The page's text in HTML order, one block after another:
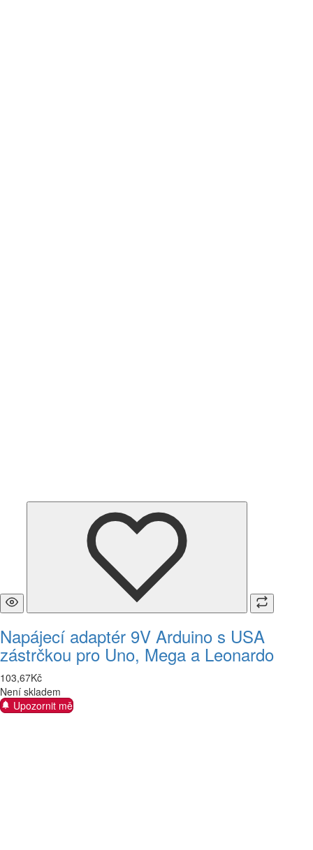
Napájecí adaptér 9V Arduino s USA
zástrčkou pro Uno, Mega a Leonardo
103,67Kč
Není skladem
Upozornit mě